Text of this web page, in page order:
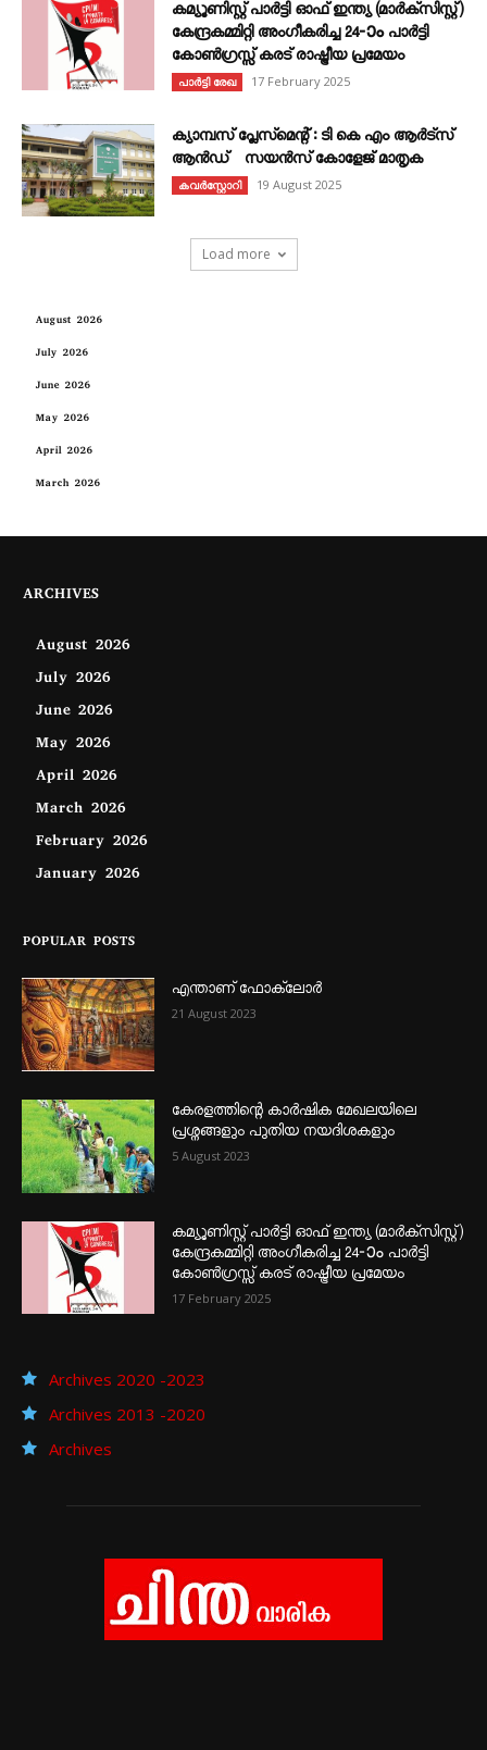
കമ്യൂണിസ്റ്റ് പാർട്ടി ഓഫ് ഇന്ത്യ (മാർക്സിസ്റ്റ്)
കേന്ദ്രകമ്മിറ്റി അംഗീകരിച്ച 24‐ാം പാർട്ടി
കോൺഗ്രസ്സ് കരട് രാഷ്ട്രീയ പ്രമേയം
പാർട്ടി രേഖ 17 February 2025
ക്യാമ്പസ് പ്ലേസ്മെന്റ് : ടി കെ എം ആർട്സ്
ആൻഡ് സയൻസ് കോളേജ് മാതൃക
കവര്‍സ്റ്റോറി 19 August 2025
Load more
August 2026
July 2026
June 2026
May 2026
April 2026
March 2026
ARCHIVES
August 2026
July 2026
June 2026
May 2026
April 2026
March 2026
February 2026
January 2026
POPULAR POSTS
എന്താണ്‌ ഫോക്‌ലോർ
21 August 2023
കേരളത്തിന്റെ കാർഷിക മേഖലയിലെ
പ്രശ്നങ്ങളും പുതിയ നയദിശകളും
5 August 2023
കമ്യൂണിസ്റ്റ് പാർട്ടി ഓഫ് ഇന്ത്യ (മാർക്സിസ്റ്റ്)
കേന്ദ്രകമ്മിറ്റി അംഗീകരിച്ച 24‐ാം പാർട്ടി
കോൺഗ്രസ്സ് കരട് രാഷ്ട്രീയ പ്രമേയം
17 February 2025
Archives 2020 -2023
Archives 2013 -2020
Archives